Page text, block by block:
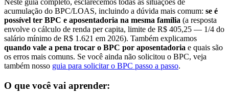
acumulação do BPC/LOAS, incluindo a dúvida mais comum: se é
possível ter BPC e aposentadoria na mesma família (a resposta
envolve o cálculo de renda per capita, limite de R$ 405,25 — 1/4 do
salário mínimo de R$ 1.621 em 2026). Também explicamos
quando vale a pena trocar o BPC por aposentadoria e quais são
os erros mais comuns. Se você ainda não solicitou o BPC, veja
também nosso guia para solicitar o BPC passo a passo.
O que você vai aprender: